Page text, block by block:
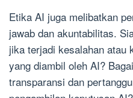
Etika AI juga melibatkan
jawab dan akuntabilitas.
jika terjadi kesalahan atau
yang diambil oleh AI?
transparansi dan